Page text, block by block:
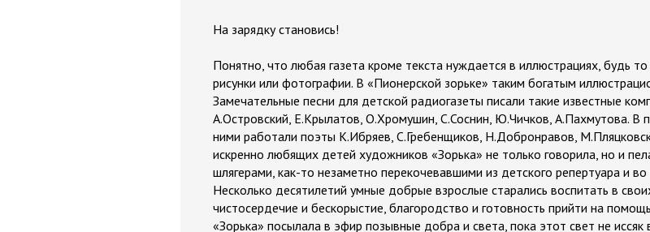
На зарядку становись!
Понятно, что любая газета кроме текста нуждается в иллюстрациях, будь то
рисунки или фотографии. В «Пионерской зорьке» таким богатым
Замечательные песни для детской радиогазеты писали такие известные
А.Островский, Е.Крылатов, О.Хромушин, С.Соснин, Ю.Чичков, А.Пахмутова. В
ними работали поэты К.Ибряев, С.Гребенщиков, Н.Добронравов,
искренно любящих детей художников «Зорька» не только говорила, но и
шлягерами, как-то незаметно перекочевавшими из детского репертуара и во
Несколько десятилетий умные добрые взрослые старались воспитать в
чистосердечие и бескорыстие, благородство и готовность прийти на
«Зорька» посылала в эфир позывные добра и света, пока этот свет не